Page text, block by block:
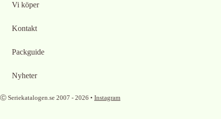
Vi köper
Kontakt
Packguide
Nyheter
Ⓒ Seriekatalogen.se 2007 - 2026 • Instagram